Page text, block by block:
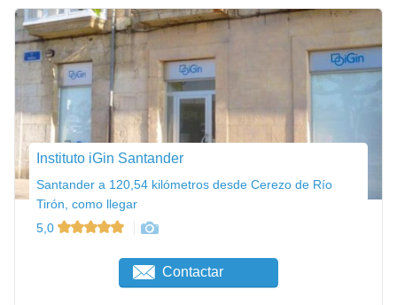
Instituto iGin Santander
Santander a 120,54 kilómetros desde Cerezo de Río
Tirón, como llegar
5,0
Contactar